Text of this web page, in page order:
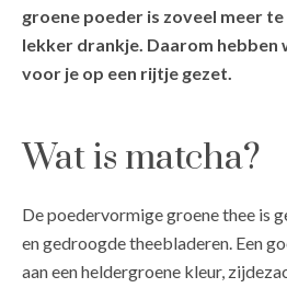
groene poeder is zoveel meer te
lekker drankje. Daarom hebben
voor je op een rijtje gezet.
Wat is matcha?
De poedervormige groene thee is
en gedroogde theebladeren. Een
aan een heldergroene kleur,